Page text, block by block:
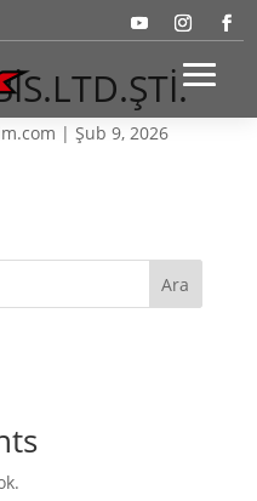
| Şub 9, 2026
Ara